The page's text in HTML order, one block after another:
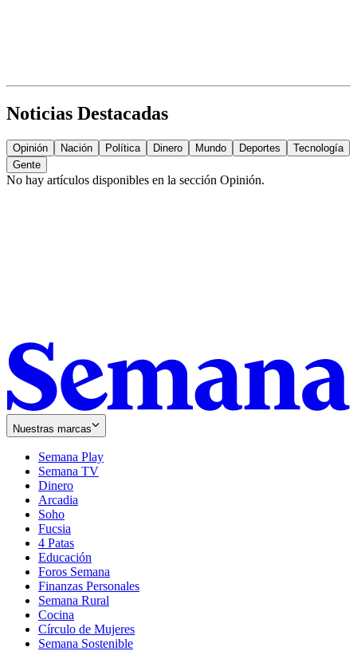
Noticias Destacadas
Opinión Nación Política Dinero Mundo Deportes
Tecnología
Gente
No hay artículos disponibles en la sección Opinión.
Nuestras marcas
Semana Play
Semana TV
Dinero
Arcadia
Soho
in
new
window
Fucsia
in
new
window
4 Patas
Educación
Foros Semana
Finanzas Personales
Semana Rural
Cocina
Círculo de Mujeres
Semana Sostenible